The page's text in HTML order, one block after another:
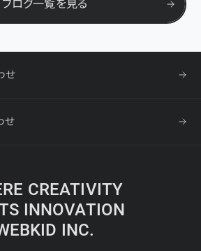
ブログ一覧を見る
せ
せ
CREATIVITY
INNOVATION
INC.